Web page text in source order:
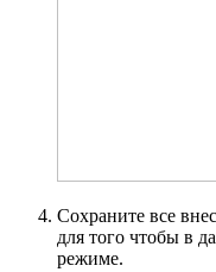
Сохраните все
для того чтобы в
режиме.